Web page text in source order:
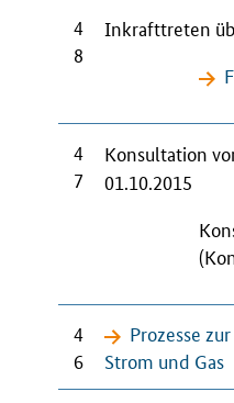
4
8
Inkrafttreten
4
7
Konsultation
01.10.2015
4
6
Prozesse
Strom und Gas